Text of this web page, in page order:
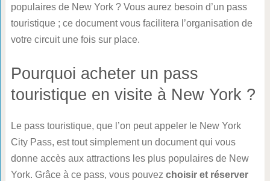
populaires de New York ? Vous aurez besoin d’un pass
touristique ; ce document vous facilitera l’organisation de
votre circuit une fois sur place.
Pourquoi acheter un pass
touristique en visite à New York ?
Le pass touristique, que l’on peut appeler le New York
City Pass, est tout simplement un document qui vous
donne accès aux attractions les plus populaires de New
York. Grâce à ce pass, vous pouvez choisir et réserver